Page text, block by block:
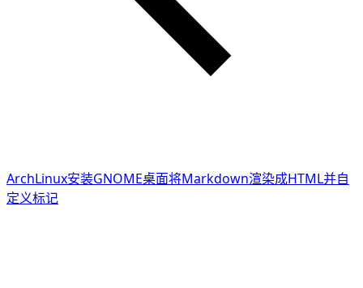
ArchLinux安装GNOME桌面将Markdown渲染成HTML并自
定义标记